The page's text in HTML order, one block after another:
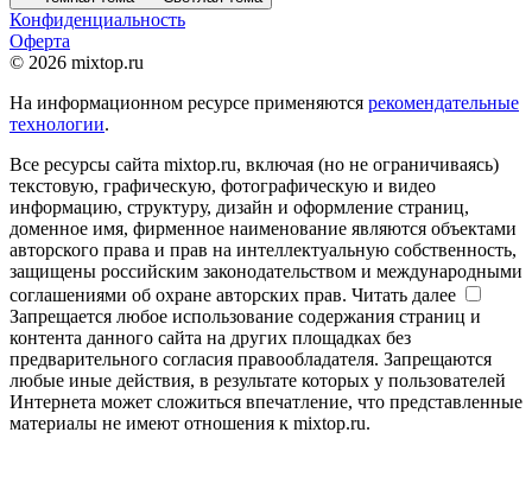
Конфиденциальность
Оферта
© 2026 mixtop.ru
На информационном ресурсе применяются рекомендательные
технологии.
Все ресурсы сайта mixtop.ru, включая (но не ограничиваясь)
текстовую, графическую, фотографическую и видео
информацию, структуру, дизайн и оформление страниц,
доменное имя, фирменное наименование являются объектами
авторского права и прав на интеллектуальную собственность,
защищены российским законодательством и международными
соглашениями об охране авторских прав. Читать далее
Запрещается любое использование содержания страниц и
контента данного сайта на других площадках без
предварительного согласия правообладателя. Запрещаются
любые иные действия, в результате которых у пользователей
Интернета может сложиться впечатление, что представленные
материалы не имеют отношения к mixtop.ru.